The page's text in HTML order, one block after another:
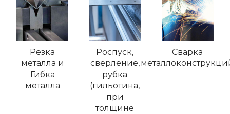
Резка
металла и
Гибка
металла
Роспуск,
сверление,
рубка
(гильотина,
при
толщине
Сварка